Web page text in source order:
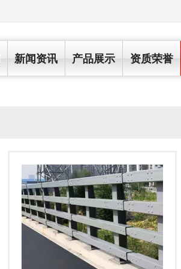
新闻资讯 产品展示 资质荣誉